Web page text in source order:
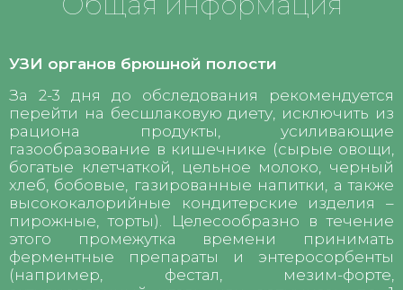
УЗИ органов брюшной полости
За 2-3 дня до обследования рекомендуется
перейти на бесшлаковую диету, исключить из
рациона продукты, усиливающие
газообразование в кишечнике (сырые овощи,
богатые клетчаткой, цельное молоко, черный
хлеб, бобовые, газированные напитки, а также
высококалорийные кондитерские изделия –
пирожные, торты). Целесообразно в течение
этого промежутка времени принимать
ферментные препараты и энтеросорбенты
(например, фестал, мезим-форте,